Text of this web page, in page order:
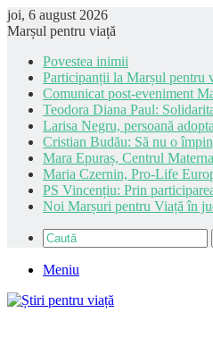
joi, 6 august 2026
Marșul pentru viață
Povestea inimii
Participanții la Marșul pentru
Comunicat post-eveniment
Teodora Diana Paul:
Larisa Negru, persoană
Cristian Budău: Să nu o
Mara Epuraș, Centrul
Maria Czernin, Pro-Life
PS Vincențiu: Prin
Noi Marșuri pentru Viață în
Meniu